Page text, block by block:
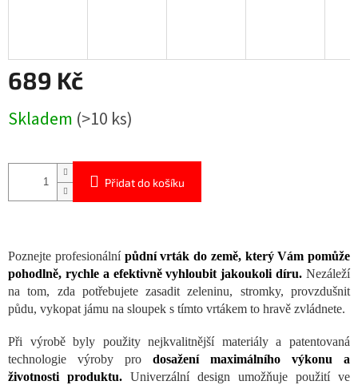
689 Kč
cena:
Skladem (>10 ks)
Přidat do košíku
Poznejte profesionální půdní vrták do země, který Vám pomůže
pohodlně, rychle a efektivně vyhloubit jakoukoli díru. Nezáleží
na tom, zda potřebujete zasadit zeleninu, stromky, provzdušnit
půdu, vykopat jámu na sloupek s tímto vrtákem to hravě zvládnete.
Při výrobě byly použity nejkvalitnější materiály a patentovaná
technologie výroby pro dosažení maximálního výkonu a
životnosti produktu. Univerzální design umožňuje použití ve